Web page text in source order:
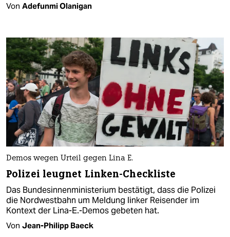
Von Adefunmi Olanigan
Demos wegen Urteil gegen Lina E.
Polizei leugnet Linken-Checkliste
Das Bundesinnenministerium bestätigt, dass die Polizei
die Nordwestbahn um Meldung linker Reisender im
Kontext der Lina-E.-Demos gebeten hat.
Von Jean-Philipp Baeck